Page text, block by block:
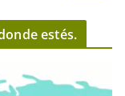
estés.